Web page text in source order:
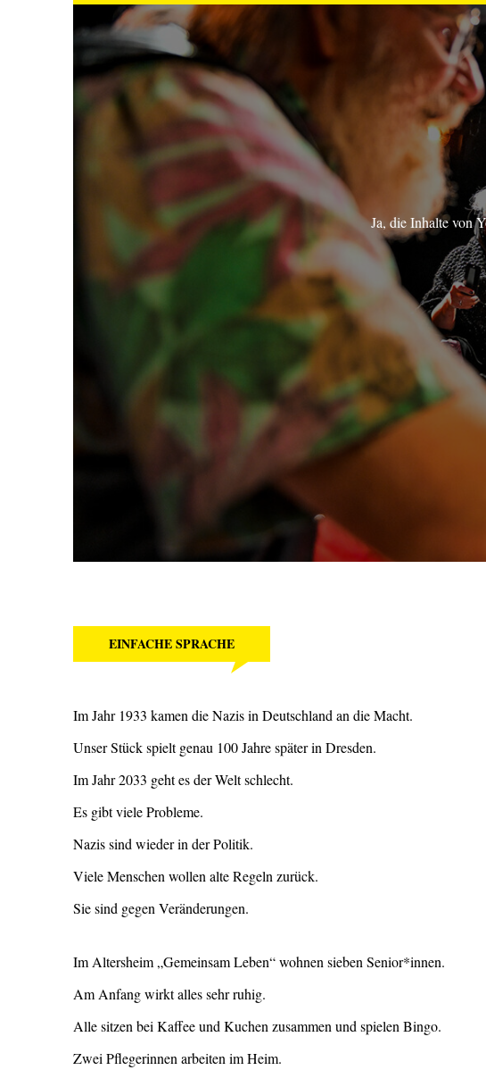
Ja, die Inhalte von
EINFACHE SPRACHE
Im Jahr 1933 kamen die Nazis in Deutschland an die Macht.
Unser Stück spielt genau 100 Jahre später in Dresden.
Im Jahr 2033 geht es der Welt schlecht.
Es gibt viele Probleme.
Nazis sind wieder in der Politik.
Viele Menschen wollen alte Regeln zurück.
Sie sind gegen Veränderungen.
Im Altersheim „Gemeinsam Leben“ wohnen sieben Senior*innen.
Am Anfang wirkt alles sehr ruhig.
Alle sitzen bei Kaffee und Kuchen zusammen und spielen Bingo.
Zwei Pflegerinnen arbeiten im Heim.